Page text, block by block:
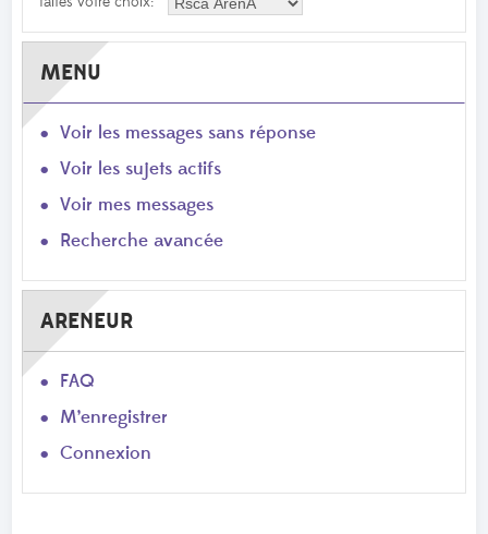
MENU
Voir les messages sans réponse
Voir les sujets actifs
Voir mes messages
Recherche avancée
ARENEUR
FAQ
M’enregistrer
Connexion